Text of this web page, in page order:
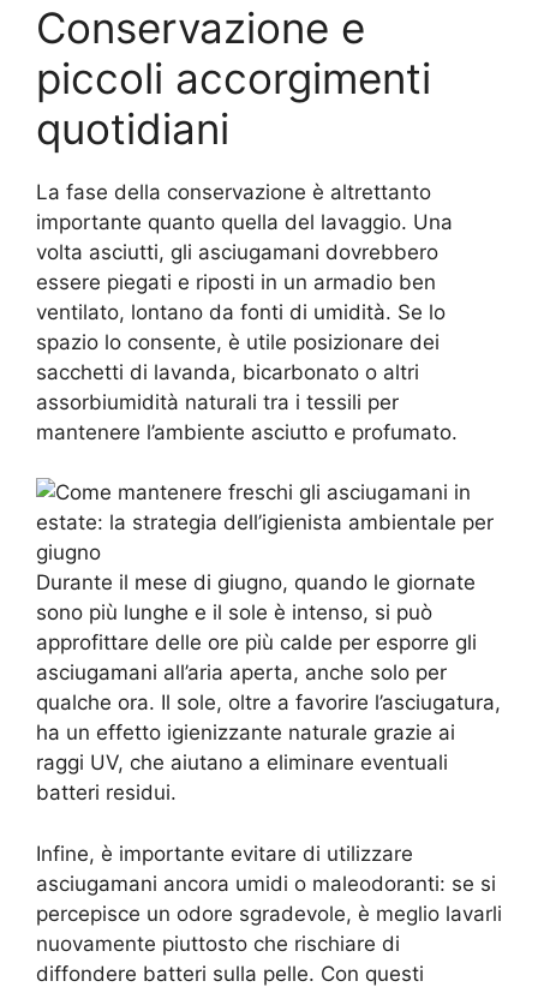
Conservazione e
piccoli accorgimenti
quotidiani
La fase della conservazione è altrettanto
importante quanto quella del lavaggio. Una
volta asciutti, gli asciugamani dovrebbero
essere piegati e riposti in un armadio ben
ventilato, lontano da fonti di umidità. Se lo
spazio lo consente, è utile posizionare dei
sacchetti di lavanda, bicarbonato o altri
assorbiumidità naturali tra i tessili per
mantenere l’ambiente asciutto e profumato.
Durante il mese di giugno, quando le giornate
sono più lunghe e il sole è intenso, si può
approfittare delle ore più calde per esporre gli
asciugamani all’aria aperta, anche solo per
qualche ora. Il sole, oltre a favorire l’asciugatura,
ha un effetto igienizzante naturale grazie ai
raggi UV, che aiutano a eliminare eventuali
batteri residui.
Infine, è importante evitare di utilizzare
asciugamani ancora umidi o maleodoranti: se si
percepisce un odore sgradevole, è meglio lavarli
nuovamente piuttosto che rischiare di
diffondere batteri sulla pelle. Con questi